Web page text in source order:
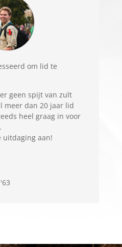
om lid te
geen spijt van zult
meer dan 20 jaar lid
heel graag in voor
uitdaging aan!